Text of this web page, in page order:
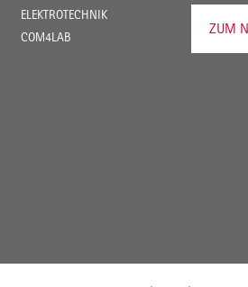
ELEKTROTECHNIK
COM4LAB
ZUM